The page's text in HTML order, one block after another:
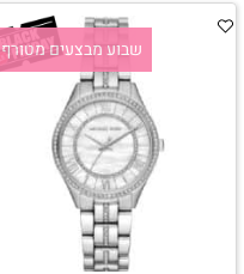
שבוע מבצעים מטורף